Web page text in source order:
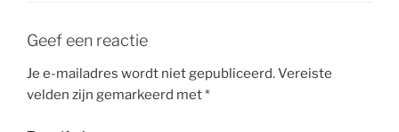
Geef een reactie
Je e-mailadres wordt niet gepubliceerd.Vereiste
velden zijn gemarkeerd met*